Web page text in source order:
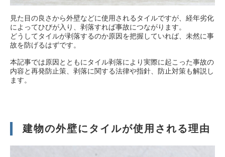
見た目の良さから外壁などに使用されるタイルですが、経年劣化
によってひびが入り、剥落すれば事故につながります。
どうしてタイルが剥落するのか原因を把握していれば、未然に事
故を防げるはずです。
本記事では原因とともにタイル剥落により実際に起こった事故の
内容と再発防止策、剥落に関する法律や指針、防止対策も解説し
ます。
建物の外壁にタイルが使用される理由
耐震診断実績
外壁の赤外線調査 料金
外壁調査実績